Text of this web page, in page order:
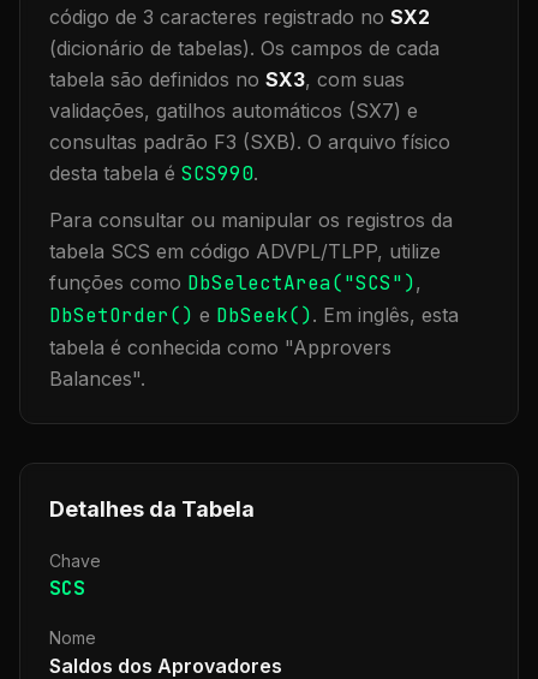
código de 3 caracteres registrado no SX2
(dicionário de tabelas). Os campos de cada
tabela são definidos no SX3, com suas
validações, gatilhos automáticos (SX7) e
consultas padrão F3 (SXB). O arquivo físico
desta tabela é SCS990.
Para consultar ou manipular os registros da
tabela SCS em código ADVPL/TLPP, utilize
funções como DbSelectArea("SCS"),
DbSetOrder() e DbSeek(). Em inglês, esta
tabela é conhecida como "Approvers
Balances".
Detalhes da Tabela
Chave
SCS
Nome
Saldos dos Aprovadores